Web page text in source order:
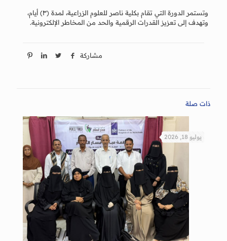
وتستمر الدورة التي تقام بكلية ناصر للعلوم الزراعية، لمدة (٣) أيام،
وتهدف إلى تعزيز القدرات الرقمية والحد من المخاطر الإلكترونية.
مشاركة
ذات صلة
يوليو 18, 2026